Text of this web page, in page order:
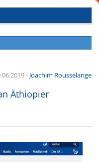
- Joachim Rousselange
Äthiopier